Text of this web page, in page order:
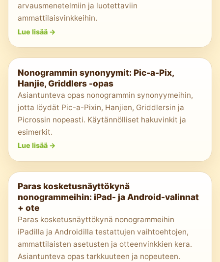
arvausmenetelmiin ja luotettaviin
ammattilaisvinkkeihin.
Lue lisää ->
Nonogrammin synonyymit: Pic-a-Pix,
Hanjie, Griddlers -opas
Asiantunteva opas nonogrammin synonyymeihin,
jotta löydät Pic-a-Pixin, Hanjien, Griddlersin ja
Picrossin nopeasti. Käytännölliset hakuvinkit ja
esimerkit.
Lue lisää ->
Paras kosketusnäyttökynä
nonogrammeihin: iPad- ja Android-valinnat
+ ote
Paras kosketusnäyttökynä nonogrammeihin
iPadilla ja Androidilla testattujen vaihtoehtojen,
ammattilaisten asetusten ja otteenvinkkien kera.
Asiantunteva opas tarkkuuteen ja nopeuteen.